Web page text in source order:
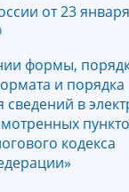
от 23
формы,
и порядка
сведений в
кодекса